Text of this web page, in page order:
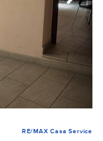
RE/MAX Casa Service